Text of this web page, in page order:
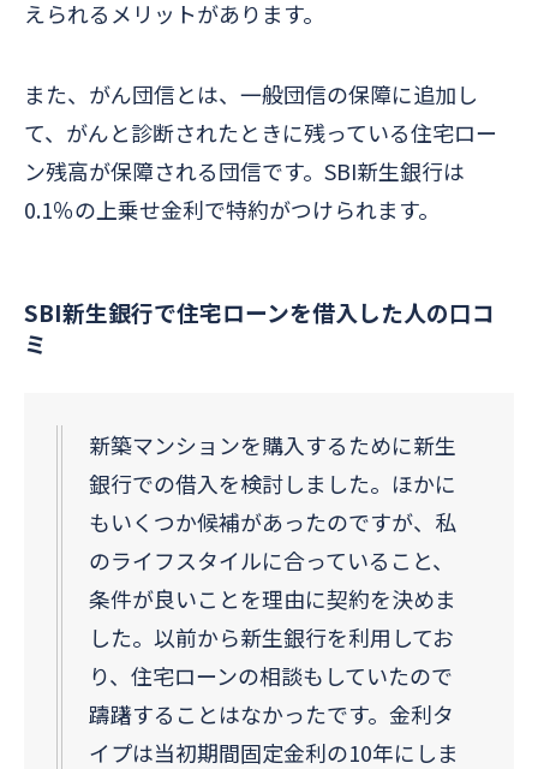
えられるメリットがあります。
また、がん団信とは、一般団信の保障に追加し
て、がんと診断されたときに残っている住宅ロー
ン残高が保障される団信です。SBI新生銀行は
0.1％の上乗せ金利で特約がつけられます。
SBI新生銀行で住宅ローンを借入した人の口コ
ミ
新築マンションを購入するために新生
銀行での借入を検討しました。ほかに
もいくつか候補があったのですが、私
のライフスタイルに合っていること、
条件が良いことを理由に契約を決めま
した。以前から新生銀行を利用してお
り、住宅ローンの相談もしていたので
躊躇することはなかったです。金利タ
イプは当初期間固定金利の10年にしま